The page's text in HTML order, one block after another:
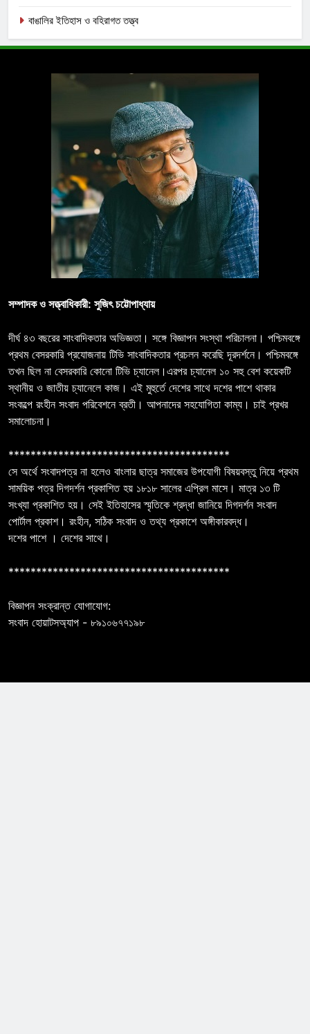
বাঙালির ইতিহাস ও বহিরাগত তত্ত্ব
সম্পাদক ও সত্ত্বাধিকারী: সুজিৎ চট্টোপাধ্যায়
দীর্ঘ ৪৩ বছরের সাংবাদিকতার অভিজ্ঞতা। সঙ্গে বিজ্ঞাপন সংস্থা পরিচালনা। পশ্চিমবঙ্গে
প্রথম বেসরকারি প্রযোজনায় টিভি সাংবাদিকতার প্রচলন করেছি দূরদর্শনে। পশ্চিমবঙ্গে
তখন ছিল না বেসরকারি কোনো টিভি চ্যানেল।এরপর চ্যানেল ১০ সহু বেশ কয়েকটি
স্থানীয় ও জাতীয় চ্যানেলে কাজ। এই মুহুর্তে দেশের সাথে দশের পাশে থাকার
সংকল্পে রংহীন সংবাদ পরিবেশনে ব্রতী। আপনাদের সহযোগিতা কাম্য। চাই প্রখর
সমালোচনা।
****************************************
সে অর্থে সংবাদপত্র না হলেও বাংলার ছাত্র সমাজের উপযোগী বিষয়বস্তু নিয়ে প্রথম
সাময়িক পত্র দিগদর্শন প্রকাশিত হয় ১৮১৮ সালের এপ্রিল মাসে। মাত্র ১৩ টি
সংখ্যা প্রকাশিত হয়। সেই ইতিহাসের স্মৃতিকে শ্রদ্ধা জানিয়ে দিগদর্শন সংবাদ
পোর্টাল প্রকাশ। রংহীন, সঠিক সংবাদ ও তথ্য প্রকাশে অঙ্গীকারবদ্ধ।
দশের পাশে । দেশের সাথে।
****************************************
বিজ্ঞাপন সংক্রান্ত যোগাযোগ:
সংবাদ হোয়াটসঅ্যাপ - ৮৯১০৬৭৭১৯৮